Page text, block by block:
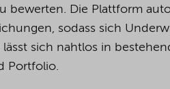
bewerten. Die Plattform
sodass sich
lässt sich nahtlos in
Portfolio.